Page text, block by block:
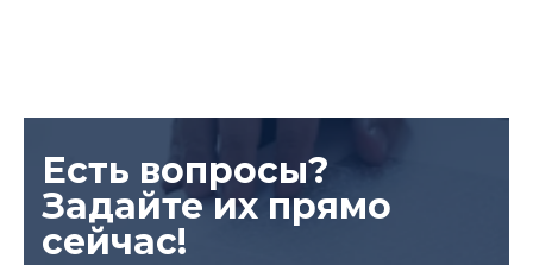
Есть вопросы?
Задайте их прямо
сейчас!